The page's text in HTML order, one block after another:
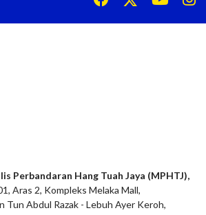
Perbandaran Hang Tuah Jaya (MPHTJ),
Aras 2, Kompleks Melaka Mall,
Tun Abdul Razak - Lebuh Ayer Keroh,